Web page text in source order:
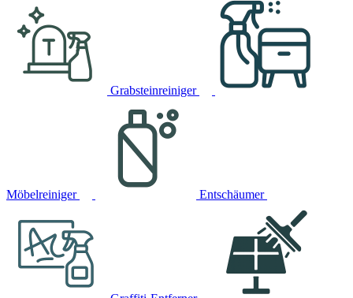
Grabsteinreiniger
Möbelreiniger Entschäumer